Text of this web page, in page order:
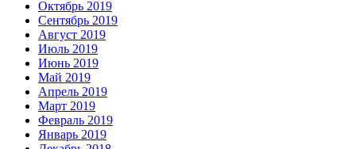
Октябрь 2019
Сентябрь 2019
Август 2019
Июль 2019
Июнь 2019
Май 2019
Апрель 2019
Март 2019
Февраль 2019
Январь 2019